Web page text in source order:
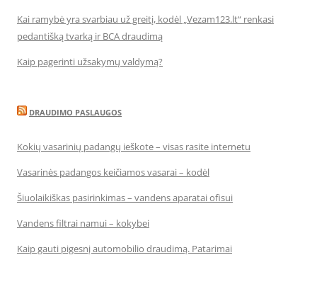
Kai ramybė yra svarbiau už greitį, kodėl „Vezam123.lt“ renkasi
pedantišką tvarką ir BCA draudimą
Kaip pagerinti užsakymų valdymą?
DRAUDIMO PASLAUGOS
Kokių vasarinių padangų ieškote – visas rasite internetu
Vasarinės padangos keičiamos vasarai – kodėl
Šiuolaikiškas pasirinkimas – vandens aparatai ofisui
Vandens filtrai namui – kokybei
Kaip gauti pigesnį automobilio draudimą. Patarimai